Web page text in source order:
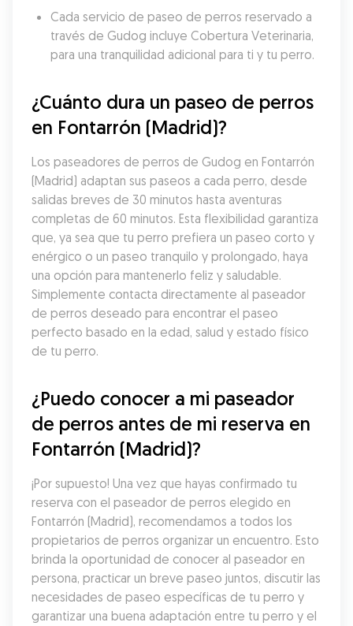
Cada servicio de paseo de perros reservado a
través de Gudog incluye Cobertura Veterinaria,
para una tranquilidad adicional para ti y tu perro.
¿Cuánto dura un paseo de perros
en Fontarrón (Madrid)?
Los paseadores de perros de Gudog en Fontarrón
(Madrid) adaptan sus paseos a cada perro, desde
salidas breves de 30 minutos hasta aventuras
completas de 60 minutos. Esta flexibilidad garantiza
que, ya sea que tu perro prefiera un paseo corto y
enérgico o un paseo tranquilo y prolongado, haya
una opción para mantenerlo feliz y saludable.
Simplemente contacta directamente al paseador
de perros deseado para encontrar el paseo
perfecto basado en la edad, salud y estado físico
de tu perro.
¿Puedo conocer a mi paseador
de perros antes de mi reserva en
Fontarrón (Madrid)?
¡Por supuesto! Una vez que hayas confirmado tu
reserva con el paseador de perros elegido en
Fontarrón (Madrid), recomendamos a todos los
propietarios de perros organizar un encuentro. Esto
brinda la oportunidad de conocer al paseador en
persona, practicar un breve paseo juntos, discutir las
necesidades de paseo específicas de tu perro y
garantizar una buena adaptación entre tu perro y el